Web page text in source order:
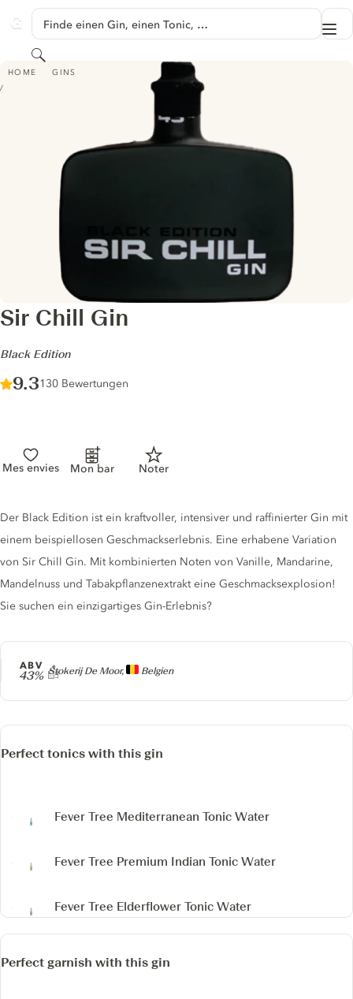
GINVENTORY
Finde einen Gin, einen Tonic, …
Suchen
HOME GINS
SIR CHILL GIN - BLACK EDITION
Sir Chill Gin
-
Black Edition
Score :
9.3/ 10
130 Bewertungen
Mes envies Mon bar Noter
Producer
Stokerij De Moor, Belgien
ABV
43%
Gin description
Der Black Edition ist ein kraftvoller, intensiver und raffinierter Gin mit
einem beispiellosen Geschmackserlebnis. Eine erhabene Variation
von Sir Chill Gin. Mit kombinierten Noten von Vanille, Mandarine,
Mandelnuss und Tabakpflanzenextrakt eine Geschmacksexplosion!
Sie suchen ein einzigartiges Gin-Erlebnis?
Perfect tonics with this gin
Fever Tree Mediterranean Tonic Water
Fever Tree Premium Indian Tonic Water
Fever Tree Elderflower Tonic Water
Perfect garnish with this gin